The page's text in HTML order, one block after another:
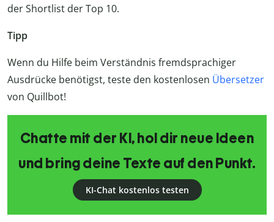
der Shortlist der Top 10.
Tipp
Wenn du Hilfe beim Verständnis fremdsprachiger
Ausdrücke benötigst, teste den kostenlosen Übersetzer
von Quillbot!
Chatte mit der KI, hol dir neue Ideen
und bring deine Texte auf den Punkt.
KI-Chat kostenlos testen